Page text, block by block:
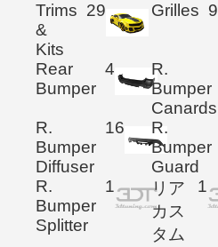
Trims
&
Kits
29 Grilles 9
Rear
Bumper
4
R.
Bumper
Canards
R.
Bumper
Diffuser
16
R.
Bumper
Guard
R.
Bumper
Splitter
1
リア
カス
タム
1